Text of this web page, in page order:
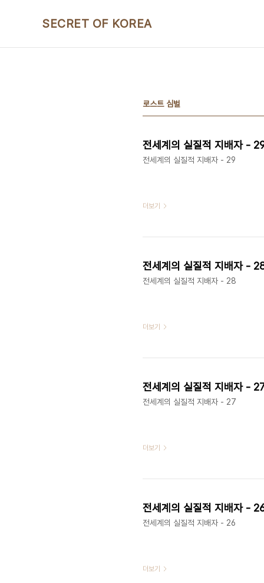
SECRET OF KOREA
로스트 심벌
전세계의 실질적 지배자 -
전세계의 실질적 지배자 - 29
더보기
전세계의 실질적 지배자 -
전세계의 실질적 지배자 - 28
더보기
전세계의 실질적 지배자 -
전세계의 실질적 지배자 - 27
더보기
전세계의 실질적 지배자 -
전세계의 실질적 지배자 - 26
더보기